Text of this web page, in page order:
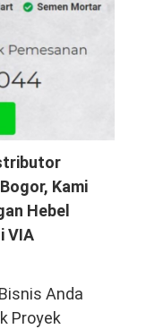
Kami
Hebel
VIA
Anda
Proyek